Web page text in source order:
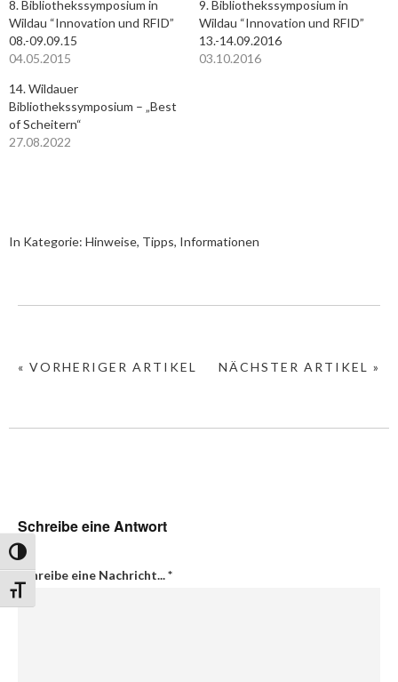
Umschalten auf hohe Kontraste
Schrift vergrößern
8. Bibliothekssymposium in
Wildau “Innovation und RFID”
08.-09.09.15
04.05.2015
9. Bibliothekssymposium in
Wildau “Innovation und RFID”
13.-14.09.2016
03.10.2016
14. Wildauer
Bibliothekssymposium – „Best
of Scheitern“
27.08.2022
In Kategorie: Hinweise, Tipps, Informationen
NÄCHSTER ARTIKEL »
« VORHERIGER ARTIKEL
Schreibe eine Antwort
Schreibe eine Nachricht...*